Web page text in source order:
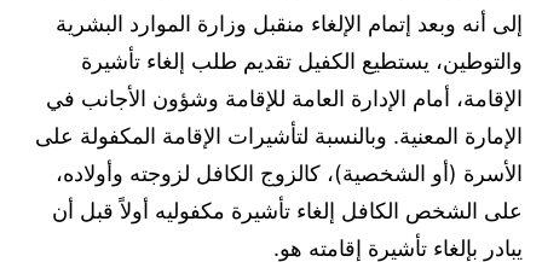
إلى أنه وبعد إتمام الإلغاء منقبل وزارة الموارد البشرية
والتوطين، يستطيع الكفيل تقديم طلب إلغاء تأشيرة
الإقامة، أمام الإدارة العامة للإقامة وشؤون الأجانب في
الإمارة المعنية. وبالنسبة لتأشيرات الإقامة المكفولة على
الأسرة (أو الشخصية)، كالزوج الكافل لزوجته وأولاده،
على الشخص الكافل إلغاء تأشيرة مكفوليه أولاً قبل أن
يبادر بإلغاء تأشيرة إقامته هو.